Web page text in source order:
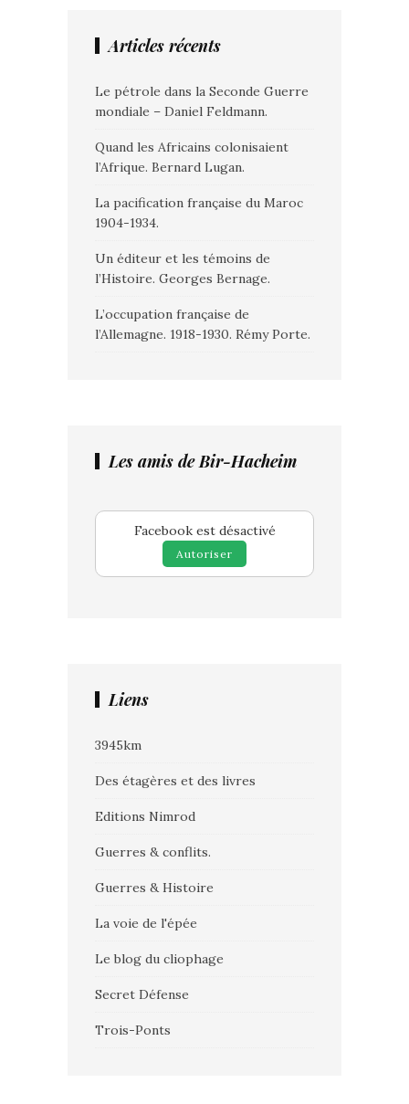
Articles récents
Le pétrole dans la Seconde Guerre
mondiale – Daniel Feldmann.
Quand les Africains colonisaient
l’Afrique. Bernard Lugan.
La pacification française du Maroc
1904-1934.
Un éditeur et les témoins de
l’Histoire. Georges Bernage.
L’occupation française de
l’Allemagne. 1918-1930. Rémy Porte.
Les amis de Bir-Hacheim
Facebook est désactivé
Autoriser
Liens
3945km
Des étagères et des livres
Editions Nimrod
Guerres & conflits.
Guerres & Histoire
La voie de l'épée
Le blog du cliophage
Secret Défense
Trois-Ponts